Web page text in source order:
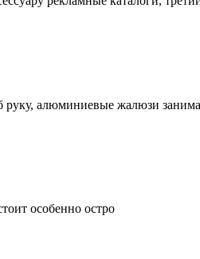
руку, алюминиевые жалюзи
особенно остро